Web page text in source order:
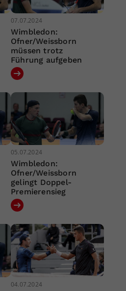
07.07.2024
Wimbledon:
Ofner/Weissborn
müssen trotz
Führung aufgeben
05.07.2024
Wimbledon:
Ofner/Weissborn
gelingt Doppel-
Premierensieg
04.07.2024